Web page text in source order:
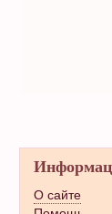
О сайте